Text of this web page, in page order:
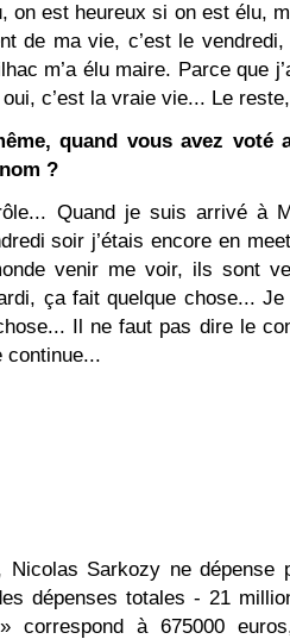
on est heureux si on est élu,
de ma vie, c’est le
m’a élu maire. Parce que
c’est la vraie vie... Le
quand vous avez voté
?
Quand je suis arrivé à
soir j’étais encore en
venir me voir, ils sont
ça fait quelque chose...
Il ne faut pas dire le
continue...
Nicolas Sarkozy ne dépense
dépenses totales - 21
correspond à 675000